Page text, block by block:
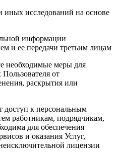
иных исследований на основе
информации
и ее передачи третьим лицам
необходимые меры для
от
раскрытия или
доступ к персональным
работникам, подрядчикам,
для обеспечения
и оказания Услуг,
лицензии